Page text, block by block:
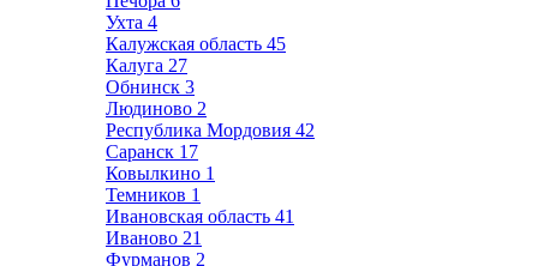
Ухта 4
Калужская область 45
Калуга 27
Обнинск 3
Людиново 2
Республика Мордовия 42
Саранск 17
Ковылкино 1
Темников 1
Ивановская область 41
Иваново 21
Фурманов 2